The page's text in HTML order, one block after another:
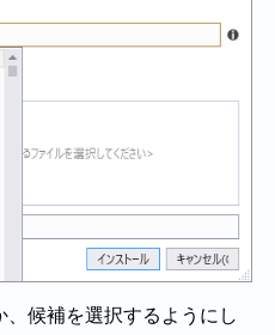
候補を選択するようにし